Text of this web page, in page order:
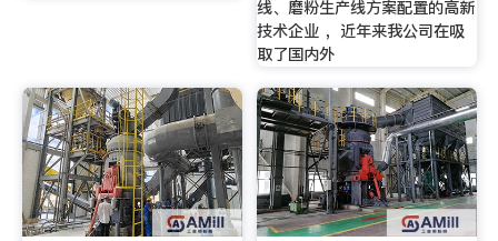
线、磨粉生产线方案配置的高新
技术企业 ，近年来我公司在吸
取了国内外